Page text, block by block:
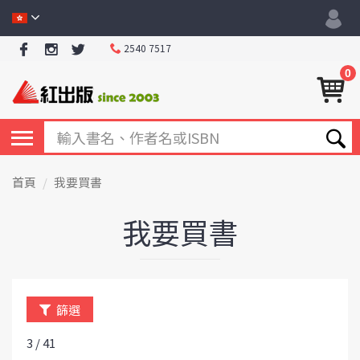
2540 7517
0
首頁 我要買書
我要買書
篩選
3 / 41